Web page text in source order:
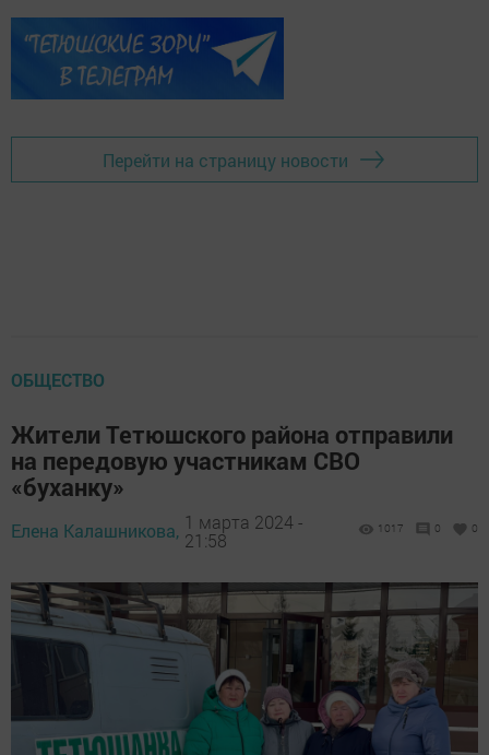
Перейти на страницу новости
ОБЩЕСТВО
Жители Тетюшского района отправили
на передовую участникам СВО
«буханку»
Елена Калашникова, 1 марта 2024 -
21:58
1017 0 0